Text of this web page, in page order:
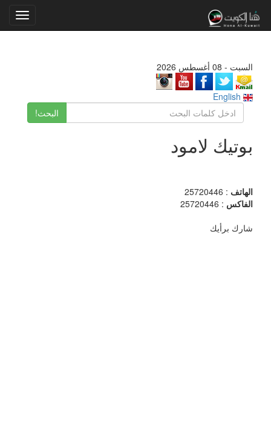
السبت - 08 أغسطس 2026
البحث!
بوتيك لامود
الهاتف : 25720446
الفاكس : 25720446
شارك برأيك